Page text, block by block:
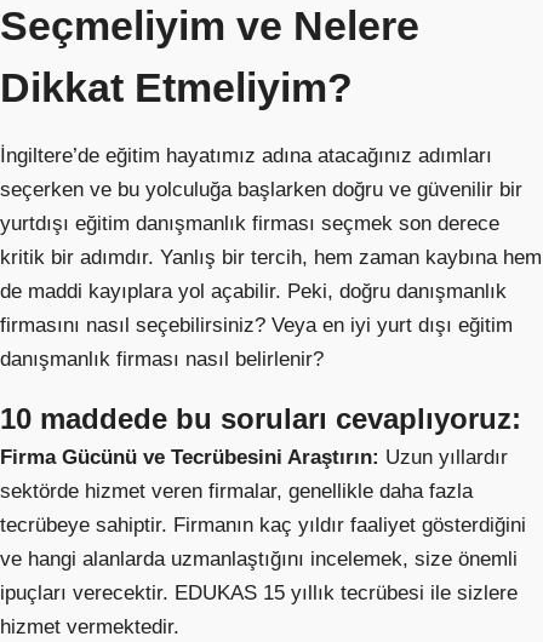
Seçmeliyim ve Nelere
Dikkat Etmeliyim?
İngiltere’de eğitim hayatımız adına atacağınız adımları
seçerken ve bu yolculuğa başlarken doğru ve güvenilir bir
yurtdışı eğitim danışmanlık firması seçmek son derece
kritik bir adımdır. Yanlış bir tercih, hem zaman kaybına hem
de maddi kayıplara yol açabilir. Peki, doğru danışmanlık
firmasını nasıl seçebilirsiniz? Veya en iyi yurt dışı eğitim
danışmanlık firması nasıl belirlenir?
10 maddede bu soruları cevaplıyoruz:
Firma Gücünü ve Tecrübesini Araştırın: Uzun yıllardır
sektörde hizmet veren firmalar, genellikle daha fazla
tecrübeye sahiptir. Firmanın kaç yıldır faaliyet gösterdiğini
ve hangi alanlarda uzmanlaştığını incelemek, size önemli
ipuçları verecektir. EDUKAS 15 yıllık tecrübesi ile sizlere
hizmet vermektedir.